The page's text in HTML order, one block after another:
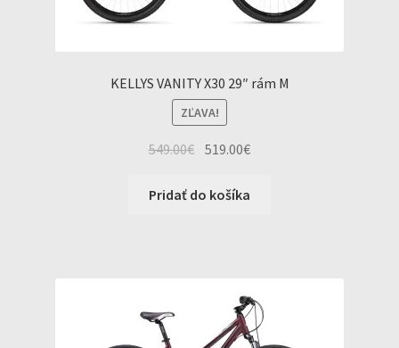
KELLYS VANITY X30 29″ rám M
ZĽAVA!
549.00€ Original
was:
519.00€Current
Pridať do košíka